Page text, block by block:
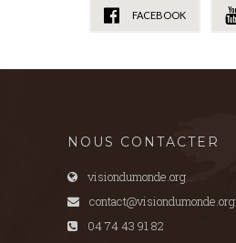
FACEBOOK
NOUS CONTACTER
visiondumonde.org
contact@visiondumonde.org
04 74 43 91 82